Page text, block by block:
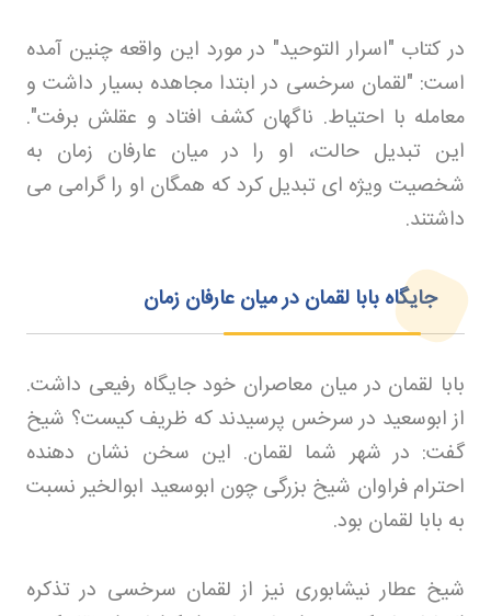
در کتاب "اسرار التوحید" در مورد این واقعه چنین آمده
است: "لقمان سرخسی در ابتدا مجاهده بسیار داشت و
معامله با احتیاط. ناگهان کشف افتاد و عقلش برفت".
این تبدیل حالت، او را در میان عارفان زمان به
شخصیت ویژه ای تبدیل کرد که همگان او را گرامی می
داشتند.
جایگاه بابا لقمان در میان عارفان زمان
بابا لقمان در میان معاصران خود جایگاه رفیعی داشت.
از ابوسعید در سرخس پرسیدند که ظریف کیست؟ شیخ
گفت: در شهر شما لقمان. این سخن نشان دهنده
احترام فراوان شیخ بزرگی چون ابوسعید ابوالخیر نسبت
به بابا لقمان بود.
شیخ عطار نیشابوری نیز از لقمان سرخسی در تذکره